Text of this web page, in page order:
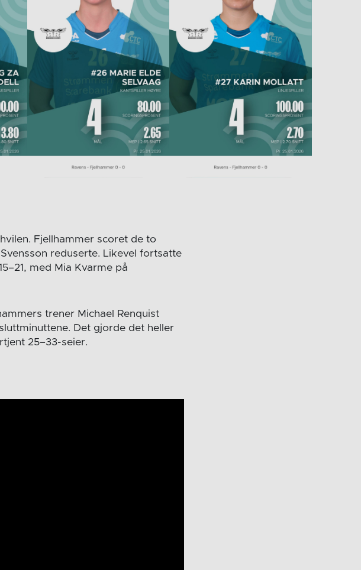
Fjellhammer scoret de to
reduserte. Likevel fortsatte
med Mia Kvarme på
trener Michael Renquist
Det gjorde det heller
25–33-seier.